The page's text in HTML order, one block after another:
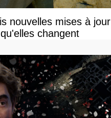
nouvelles mises à jour
changent